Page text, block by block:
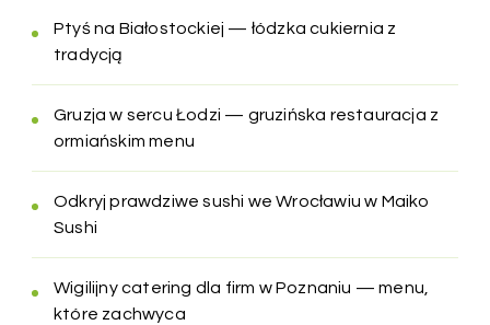
Ptyś na Białostockiej — łódzka cukiernia z
tradycją
Gruzja w sercu Łodzi — gruzińska restauracja z
ormiańskim menu
Odkryj prawdziwe sushi we Wrocławiu w Maiko
Sushi
Wigilijny catering dla firm w Poznaniu — menu,
które zachwyca